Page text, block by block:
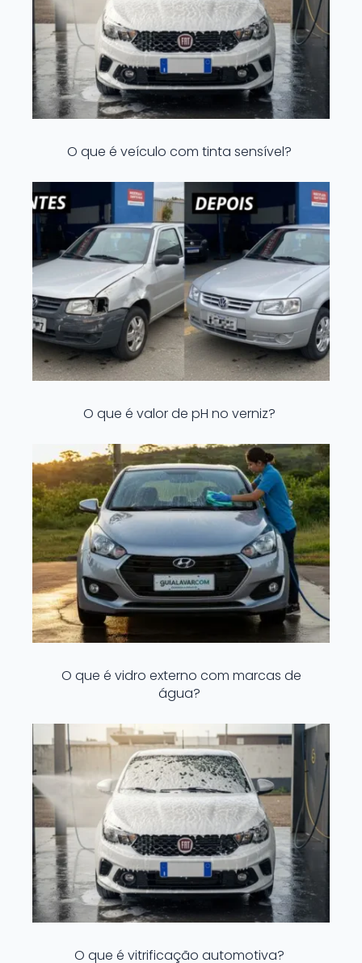
O que é veículo com tinta sensível?
O que é valor de pH no verniz?
O que é vidro externo com marcas de
água?
O que é vitrificação automotiva?